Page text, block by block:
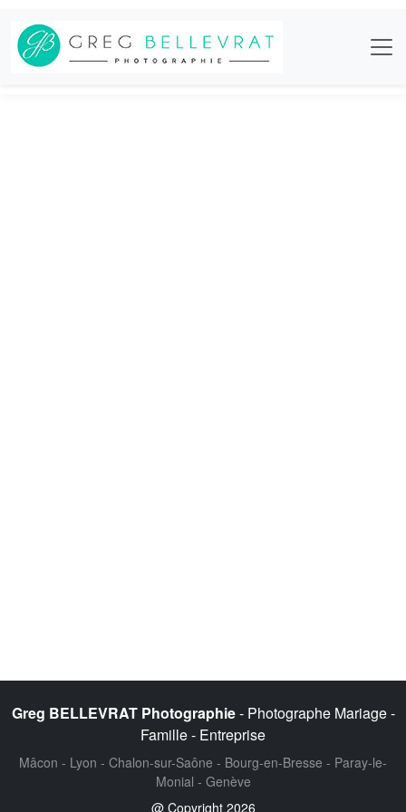
Greg BELLEVRAT Photographie- Photographe Mariage -
Famille - Entreprise
Mâcon - Lyon - Chalon-sur-Saône - Bourg-en-Bresse - Paray-le-
Monial - Genève
@ Copyright 2026